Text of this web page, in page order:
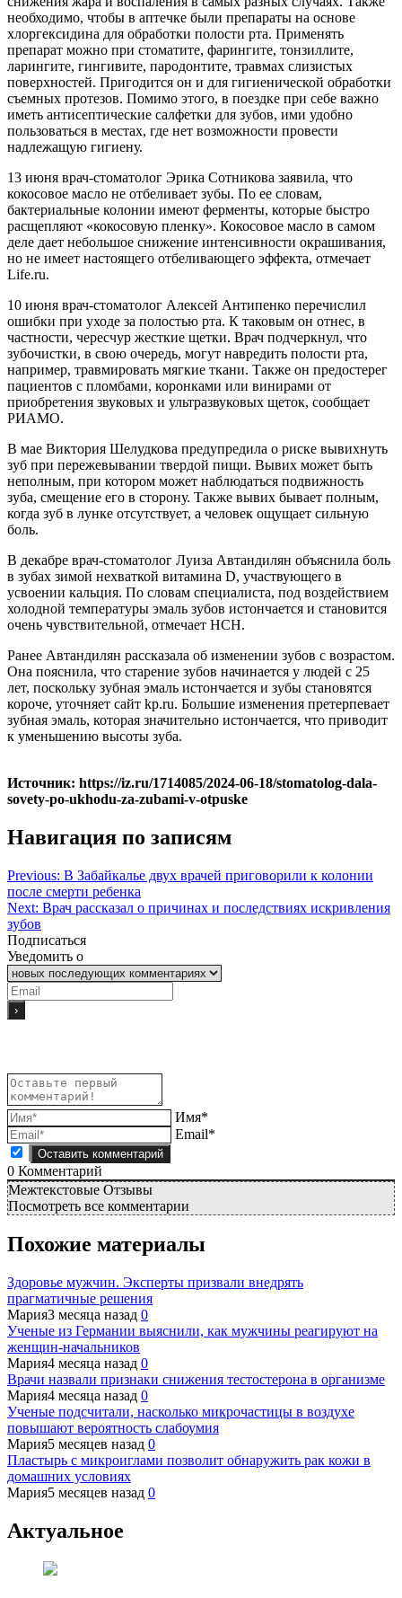
необходимо, чтобы в аптечке были препараты на основе
хлоргексидина для обработки полости рта. Применять
препарат можно при стоматите, фарингите, тонзиллите,
ларингите, гингивите, пародонтите, травмах слизистых
поверхностей. Пригодится он и для гигиенической обработки
съемных протезов. Помимо этого, в поездке при себе важно
иметь антисептические салфетки для зубов, ими удобно
пользоваться в местах, где нет возможности провести
надлежащую гигиену.
13 июня врач-стоматолог Эрика Сотникова заявила, что
кокосовое масло не отбеливает зубы. По ее словам,
бактериальные колонии имеют ферменты, которые быстро
расщепляют «кокосовую пленку». Кокосовое масло в самом
деле дает небольшое снижение интенсивности окрашивания,
но не имеет настоящего отбеливающего эффекта, отмечает
Life.ru.
10 июня врач-стоматолог Алексей Антипенко перечислил
ошибки при уходе за полостью рта. К таковым он отнес, в
частности, чересчур жесткие щетки. Врач подчеркнул, что
зубочистки, в свою очередь, могут навредить полости рта,
например, травмировать мягкие ткани. Также он предостерег
пациентов с пломбами, коронками или винирами от
приобретения звуковых и ультразвуковых щеток, сообщает
РИАМО.
В мае Виктория Шелудкова предупредила о риске вывихнуть
зуб при пережевывании твердой пищи. Вывих может быть
неполным, при котором может наблюдаться подвижность
зуба, смещение его в сторону. Также вывих бывает полным,
когда зуб в лунке отсутствует, а человек ощущает сильную
боль.
В декабре врач-стоматолог Луиза Автандилян объяснила боль
в зубах зимой нехваткой витамина D, участвующего в
усвоении кальция. По словам специалиста, под воздействием
холодной температуры эмаль зубов истончается и становится
очень чувствительной, отмечает НСН.
Ранее Автандилян рассказала об изменении зубов с возрастом.
Она пояснила, что старение зубов начинается у людей с 25
лет, поскольку зубная эмаль истончается и зубы становятся
короче, уточняет сайт kp.ru. Большие изменения претерпевает
зубная эмаль, которая значительно истончается, что приводит
к уменьшению высоты зуба.
Источник: https://iz.ru/1714085/2024-06-18/stomatolog-dala-
sovety-po-ukhodu-za-zubami-v-otpuske
Навигация по записям
Previous: В Забайкалье двух врачей приговорили к колонии
после смерти ребенка
Next: Врач рассказал о причинах и последствиях искривления
зубов
Подписаться
Уведомить о
Имя*
Email*
0 Комментарий
Межтекстовые Отзывы
Посмотреть все комментарии
Похожие материалы
Здоровье мужчин. Эксперты призвали внедрять
прагматичные решения
Мария3 месяца назад 0
Ученые из Германии выяснили, как мужчины реагируют на
женщин-начальников
Мария4 месяца назад 0
Врачи назвали признаки снижения тестостерона в организме
Мария4 месяца назад 0
Ученые подсчитали, насколько микрочастицы в воздухе
повышают вероятность слабоумия
Мария5 месяцев назад 0
Пластырь с микроиглами позволит обнаружить рак кожи в
домашних условиях
Мария5 месяцев назад 0
Актуальное